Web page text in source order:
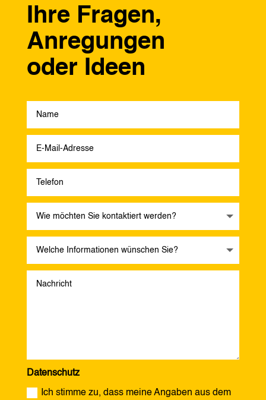
Ihre Fragen,
Anregungen
oder Ideen
Datenschutz
Ich stimme zu, dass meine Angaben aus dem